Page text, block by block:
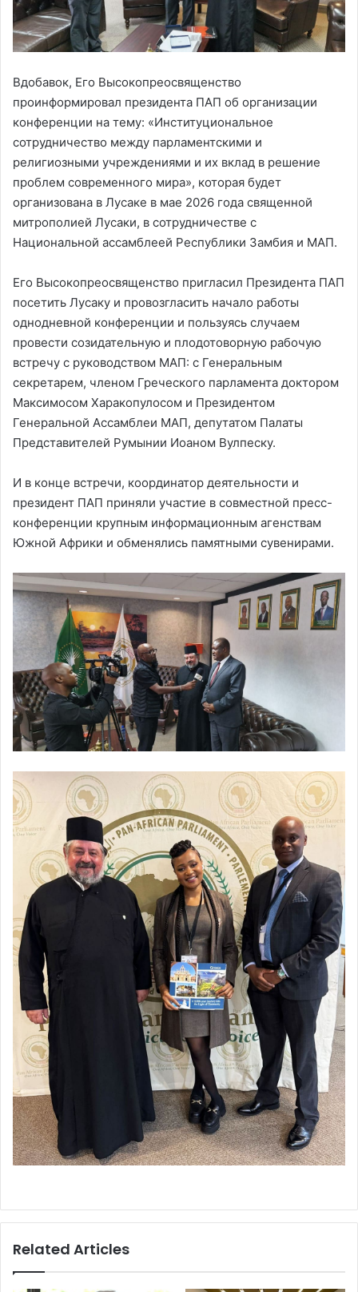
Вдобавок, Его Высокопреосвященство
проинформировал президента ПАП об организации
конференции на тему: «Институциональное
сотрудничество между парламентскими и
религиозными учреждениями и их вклад в решение
проблем современного мира», которая будет
организована в Лусаке в мае 2026 года священной
митрополией Лусаки, в сотрудничестве с
Национальной ассамблеей Республики Замбия и МАП.
Его Высокопреосвященство пригласил Президента ПАП
посетить Лусаку и провозгласить начало работы
однодневной конференции и пользуясь случаем
провести созидательную и плодотоворную рабочую
встречу с руководством МАП: с Генеральным
секретарем, членом Греческого парламента доктором
Максимосом Харакопулосом и Президентом
Генеральной Ассамблеи МАП, депутатом Палаты
Представителей Румынии Иоаном Вулпеску.
И в конце встречи, координатор деятельности и
президент ПАП приняли участие в совместной пресс-
конференции крупным информационным агенствам
Южной Африки и обменялись памятными сувенирами.
Related Articles